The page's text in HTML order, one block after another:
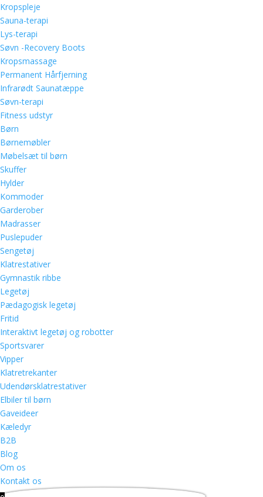
Kropspleje
Sauna-terapi
Lys-terapi
Søvn -Recovery Boots
Kropsmassage
Permanent Hårfjerning
Infrarødt Saunatæppe
Søvn-terapi
Fitness udstyr
Børn
Børnemøbler
Møbelsæt til børn
Skuffer
Hylder
Kommoder
Garderober
Madrasser
Puslepuder
Sengetøj
Klatrestativer
Gymnastik ribbe
Legetøj
Pædagogisk legetøj
Fritid
Interaktivt legetøj og robotter
Sportsvarer
Vipper
Klatretrekanter
Udendørsklatrestativer
Elbiler til børn
Gaveideer
Kæledyr
B2B
Blog
Om os
Kontakt os